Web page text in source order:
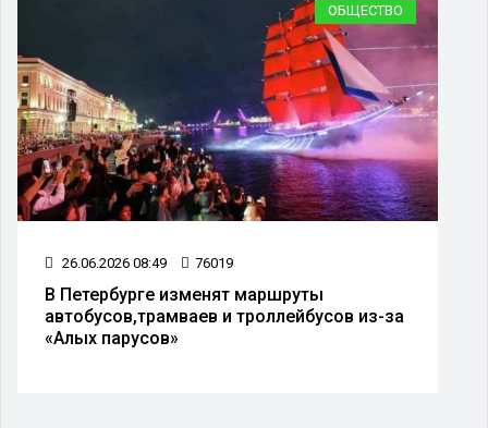
ОБЩЕСТВО
26.06.2026 08:49 76019
В Петербурге изменят маршруты
автобусов,трамваев и троллейбусов из-за
«Алых парусов»